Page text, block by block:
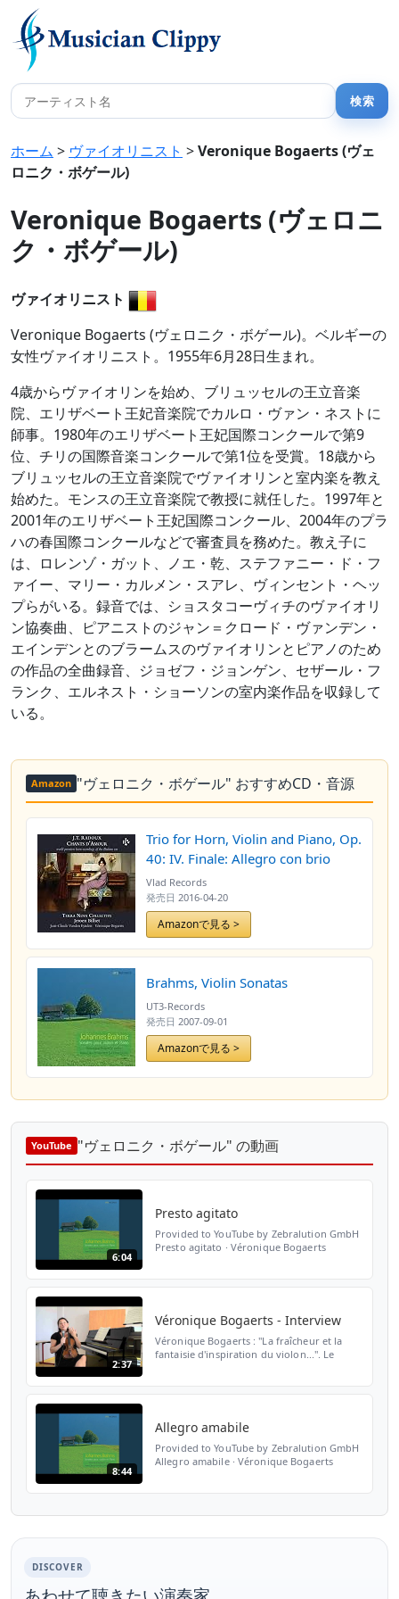
ホーム > ヴァイオリニスト >Veronique Bogaerts (ヴェ
ロニク・ボゲール)
Veronique Bogaerts (ヴェロニ
ク・ボゲール)
ヴァイオリニスト
Veronique Bogaerts (ヴェロニク・ボゲール)。ベルギーの
女性ヴァイオリニスト。1955年6月28日生まれ。
4歳からヴァイオリンを始め、ブリュッセルの王立音楽
院、エリザベート王妃音楽院でカルロ・ヴァン・ネストに
師事。1980年のエリザベート王妃国際コンクールで第9
位、チリの国際音楽コンクールで第1位を受賞。18歳から
ブリュッセルの王立音楽院でヴァイオリンと室内楽を教え
始めた。モンスの王立音楽院で教授に就任した。1997年と
2001年のエリザベート王妃国際コンクール、2004年のプラ
ハの春国際コンクールなどで審査員を務めた。教え子に
は、ロレンゾ・ガット、ノエ・乾、ステファニー・ド・フ
ァイー、マリー・カルメン・スアレ、ヴィンセント・ヘッ
プらがいる。録音では、ショスタコーヴィチのヴァイオリ
ン協奏曲、ピアニストのジャン＝クロード・ヴァンデン・
エインデンとのブラームスのヴァイオリンとピアノのため
の作品の全曲録音、ジョゼフ・ジョンゲン、セザール・フ
ランク、エルネスト・ショーソンの室内楽作品を収録して
いる。
Amazon "ヴェロニク・ボゲール" おすすめCD・音源
Trio for Horn, Violin and Piano, Op.
40: IV. Finale: Allegro con brio
Vlad Records
発売日 2016-04-20
Amazonで見る >
Brahms, Violin Sonatas
UT3-Records
発売日 2007-09-01
Amazonで見る >
YouTube "ヴェロニク・ボゲール" の動画
6:04
Presto agitato
Provided to YouTube by Zebralution GmbH
Presto agitato · Véronique Bogaerts
2:37
Véronique Bogaerts - Interview
Véronique Bogaerts : "La fraîcheur et la
fantaisie d'inspiration du violon...". Le
8:44
Allegro amabile
Provided to YouTube by Zebralution GmbH
Allegro amabile · Véronique Bogaerts
DISCOVER